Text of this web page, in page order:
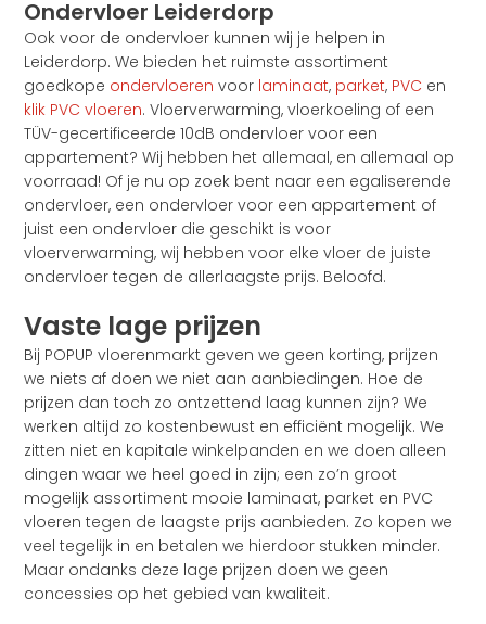
Ondervloer Leiderdorp
Ook voor de ondervloer kunnen wij je helpen in
Leiderdorp. We bieden het ruimste assortiment
goedkope ondervloeren voor laminaat, parket, PVC en
klik PVC vloeren. Vloerverwarming, vloerkoeling of een
TÜV-gecertificeerde 10dB ondervloer voor een
appartement? Wij hebben het allemaal, en allemaal op
voorraad! Of je nu op zoek bent naar een egaliserende
ondervloer, een ondervloer voor een appartement of
juist een ondervloer die geschikt is voor
vloerverwarming, wij hebben voor elke vloer de juiste
ondervloer tegen de allerlaagste prijs. Beloofd.
Vaste lage prijzen
Bij POPUP vloerenmarkt geven we geen korting, prijzen
we niets af doen we niet aan aanbiedingen. Hoe de
prijzen dan toch zo ontzettend laag kunnen zijn? We
werken altijd zo kostenbewust en efficiënt mogelijk. We
zitten niet en kapitale winkelpanden en we doen alleen
dingen waar we heel goed in zijn; een zo’n groot
mogelijk assortiment mooie laminaat, parket en PVC
vloeren tegen de laagste prijs aanbieden. Zo kopen we
veel tegelijk in en betalen we hierdoor stukken minder.
Maar ondanks deze lage prijzen doen we geen
concessies op het gebied van kwaliteit.